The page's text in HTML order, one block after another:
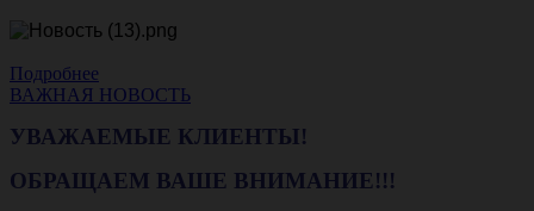
Подробнее
ВАЖНАЯ НОВОСТЬ
УВАЖАЕМЫЕ КЛИЕНТЫ!
ОБРАЩАЕМ ВАШЕ ВНИМАНИЕ!!!